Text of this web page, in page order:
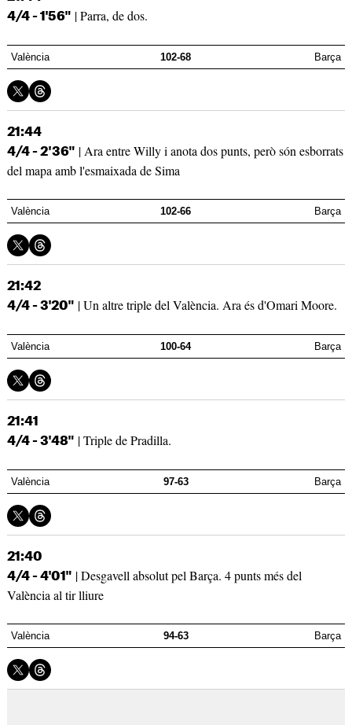
4/4 - 1'56" | Parra, de dos.
València 102-68 Barça
21:44
4/4 - 2'36" | Ara entre Willy i anota dos punts, però són esborrats
del mapa amb l'esmaixada de Sima
València 102-66 Barça
21:42
4/4 - 3'20" | Un altre triple del València. Ara és d'Omari Moore.
València 100-64 Barça
21:41
4/4 - 3'48" | Triple de Pradilla.
València 97-63 Barça
21:40
4/4 - 4'01" | Desgavell absolut pel Barça. 4 punts més del
València al tir lliure
València 94-63 Barça